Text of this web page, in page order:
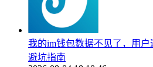
我的im钱包数据不见了，用
避坑指南